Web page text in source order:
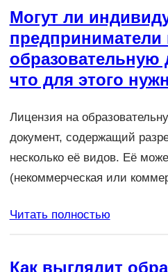
Могут ли
предприниматели
образовательную
что для этого
Лицензия на
документ, содержащий
несколько её видов. Её
(некоммерческая или
Читать полностью
Как выглядит